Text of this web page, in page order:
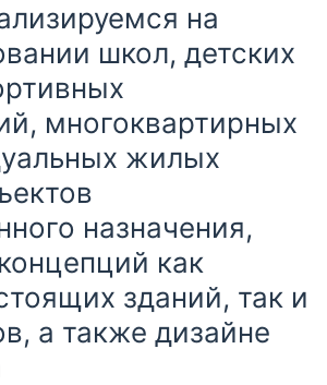
на
школ, детских
многоквартирных
жилых
назначения,
как
зданий, так и
а также дизайне